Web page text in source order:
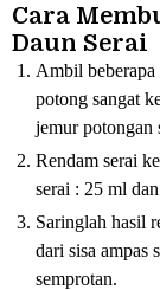
Cara
Daun Serai
Ambil beberapa
potong sangat
jemur potongan
Rendam serai
serai : 25 ml
Saringlah hasil
dari sisa ampas
semprotan.